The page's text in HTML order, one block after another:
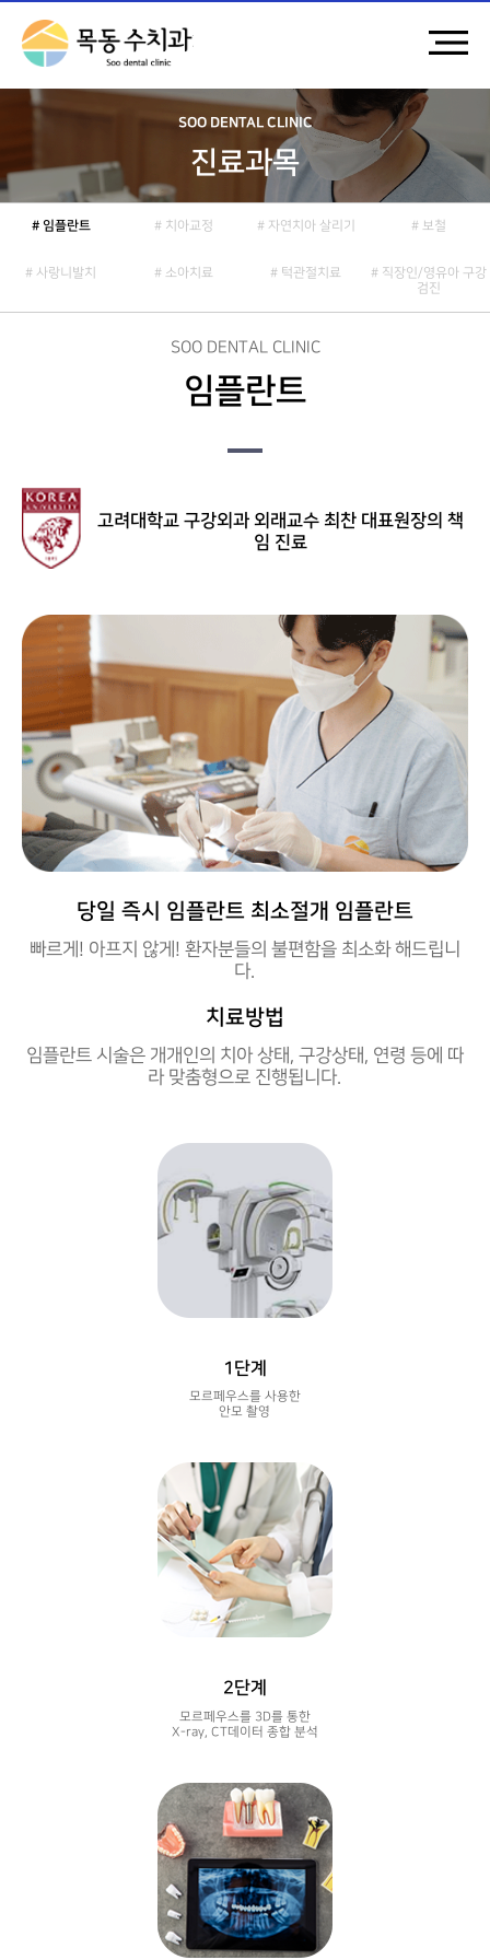
SOO DENTAL CLINIC
진료과목
# 임플란트 # 치아교정 # 자연치아 살리기 # 보철
# 사랑니발치 # 소아치료 # 턱관절치료
# 직장인/영유아 구강
검진
SOO DENTAL CLINIC
임플란트
고려대학교 구강외과 외래교수 최찬 대표원장의 책
임 진료
당일 즉시 임플란트 최소절개 임플란트
빠르게! 아프지 않게! 환자분들의 불편함을 최소화 해드립니
다.
치료방법
임플란트 시술은 개개인의 치아 상태, 구강상태, 연령 등에 따
라 맞춤형으로 진행됩니다.
1단계
모르페우스를 사용한
안모 촬영
2단계
모르페우스를 3D를 통한
X-ray, CT데이터 종합 분석